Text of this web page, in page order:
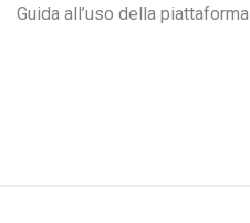
Guida all’uso della piattaforma